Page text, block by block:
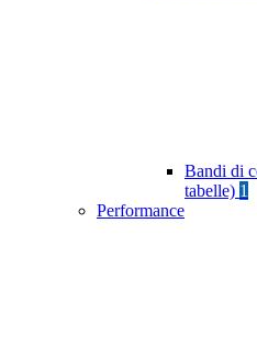
Bandi di
tabelle) 1
Performance